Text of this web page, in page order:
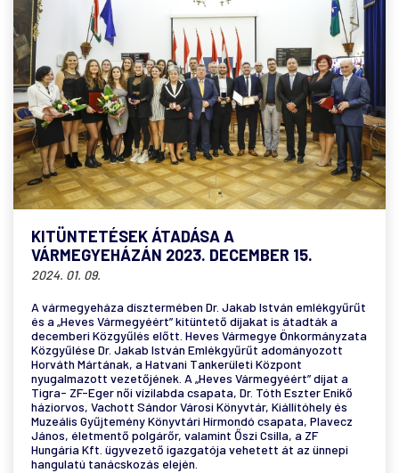
KITÜNTETÉSEK ÁTADÁSA A
VÁRMEGYEHÁZÁN 2023. DECEMBER 15.
2024. 01. 09.
A vármegyeháza dísztermében Dr. Jakab István emlékgyűrűt
és a „Heves Vármegyéért” kitüntető díjakat is átadták a
decemberi Közgyűlés előtt. Heves Vármegye Önkormányzata
Közgyűlése Dr. Jakab István Emlékgyűrűt adományozott
Horváth Mártának, a Hatvani Tankerületi Központ
nyugalmazott vezetőjének. A „Heves Vármegyéért” díjat a
Tigra- ZF-Eger női vízilabda csapata, Dr. Tóth Eszter Enikő
háziorvos, Vachott Sándor Városi Könyvtár, Kiállítóhely és
Muzeális Gyűjtemény Könyvtári Hírmondó csapata, Plavecz
János, életmentő polgárőr, valamint Őszi Csilla, a ZF
Hungária Kft. ügyvezető igazgatója vehetett át az ünnepi
hangulatú tanácskozás elején.